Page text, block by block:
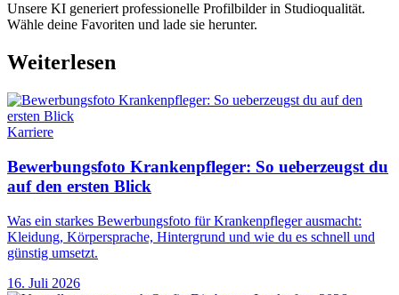
Unsere KI generiert professionelle Profilbilder in Studioqualität.
Wähle deine Favoriten und lade sie herunter.
Weiterlesen
Karriere
Bewerbungsfoto Krankenpfleger: So ueberzeugst du
auf den ersten Blick
Was ein starkes Bewerbungsfoto für Krankenpfleger ausmacht:
Kleidung, Körpersprache, Hintergrund und wie du es schnell und
günstig umsetzt.
16. Juli 2026